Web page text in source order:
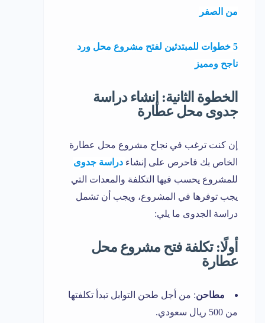
من الصفر
5 خطوات للمبتدئين لفتح مشروع محل ورد
ناجح ومميز
الخطوة الثانية: إنشاء دراسة
جدوى محل عطارة
إن كنت ترغب في نجاح مشروع محل عطارة
الخاص بك فاحرص على إنشاء دراسة جدوى
للمشروع يحسب فيها التكلفة والمعدات التي
يجب توفرها في المشروع، ويجب أن تشمل
دراسة الجدوى ما يلي:
أولًا: تكلفة فتح مشروع محل
عطارة
مطاحن: من أجل طحن التوابل تبدأ تكلفتها
من 500 ريال سعودي.